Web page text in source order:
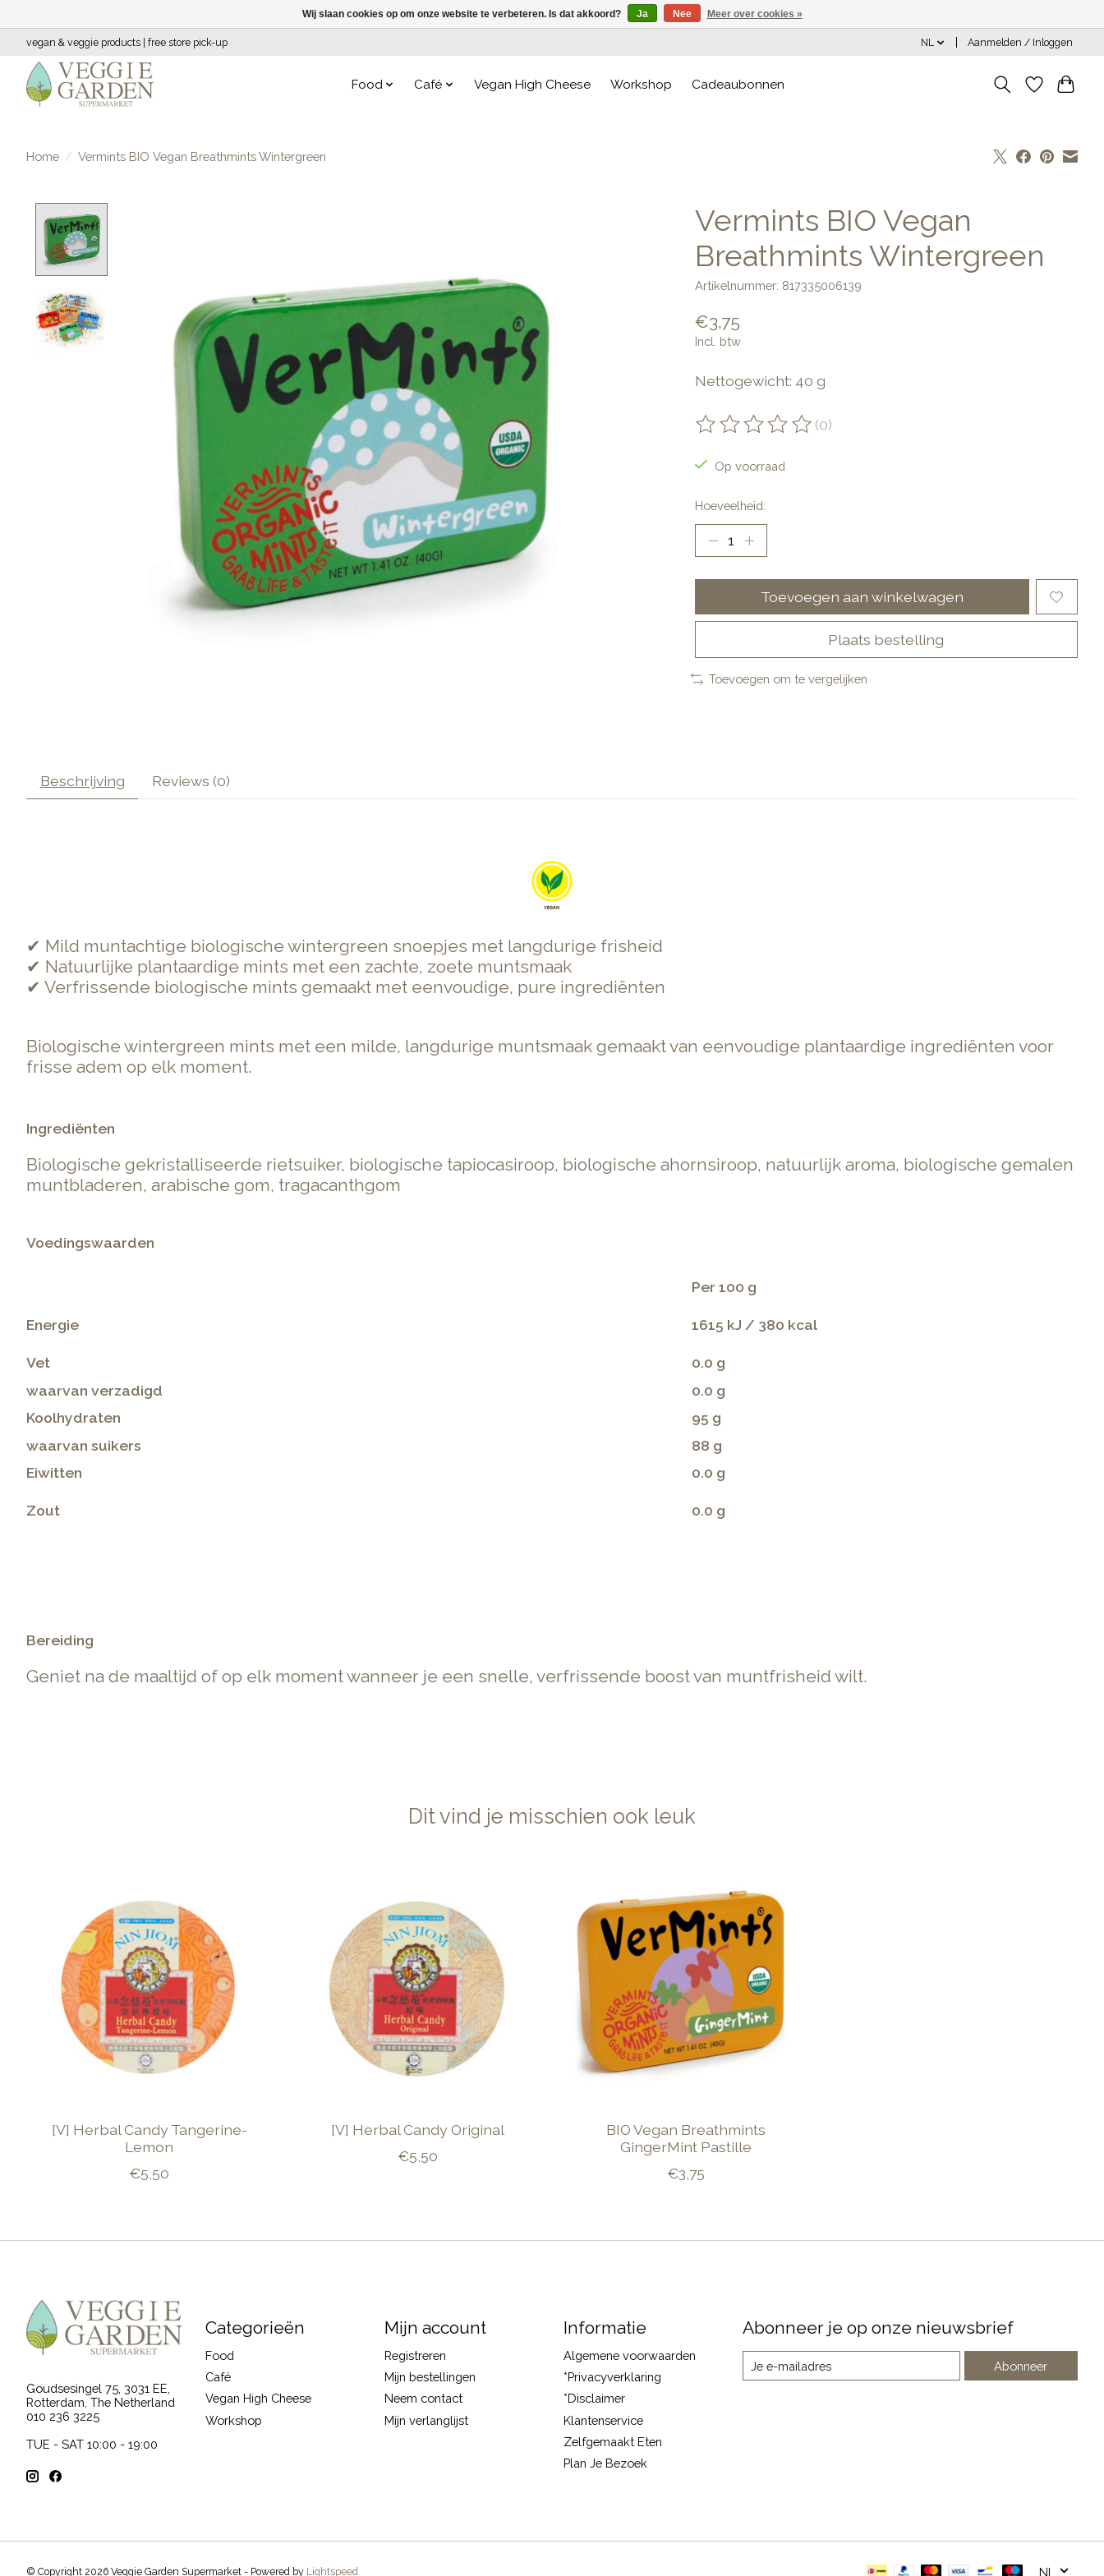
vegan & veggie products | free store pick-up NL Aanmelden / Inloggen
Food Café Vegan High Cheese Workshop Cadeaubonnen
Home / Vermints BIO Vegan Breathmints Wintergreen
Vermints BIO Vegan
Breathmints Wintergreen
Artikelnummer: 817335006139
€3,75
Incl. btw
Nettogewicht: 40 g
De beoordeling van dit product is
(0)
Op voorraad
Hoeveelheid:
Toevoegen aan winkelwagen
Plaats bestelling
Toevoegen om te vergelijken
Beschrijving Reviews (0)
✔ Mild muntachtige biologische wintergreen snoepjes met langdurige frisheid
✔ Natuurlijke plantaardige mints met een zachte, zoete muntsmaak
✔ Verfrissende biologische mints gemaakt met eenvoudige, pure ingrediënten
Biologische wintergreen mints met een milde, langdurige muntsmaak gemaakt van eenvoudige plantaardige ingrediënten voor
frisse adem op elk moment.
Ingrediënten
Biologische gekristalliseerde rietsuiker, biologische tapiocasiroop, biologische ahornsiroop, natuurlijk aroma, biologische gemalen
muntbladeren, arabische gom, tragacanthgom
Voedingswaarden
Per 100 g
Energie 1615 kJ / 380 kcal
Vet
0.0 g
waarvan verzadigd
0.0 g
Koolhydraten
95 g
waarvan suikers
88 g
Eiwitten
0.0 g
Zout 0.0 g
Bereiding
Geniet na de maaltijd of op elk moment wanneer je een snelle, verfrissende boost van muntfrisheid wilt.
Dit vind je misschien ook leuk
[V] Herbal Candy Tangerine-
Lemon
€5,50
[V] Herbal Candy Original
€5,50
BIO Vegan Breathmints
GingerMint Pastille
€3,75
Goudsesingel 75, 3031 EE,
Rotterdam, The Netherland
010 236 3225
TUE - SAT 10:00 - 19:00
Categorieën
Food
Café
Vegan High Cheese
Workshop
Mijn account
Registreren
Mijn bestellingen
Neem contact
Mijn verlanglijst
Informatie
Algemene voorwaarden
*Privacyverklaring
*Disclaimer
Klantenservice
Zelfgemaakt Eten
Plan Je Bezoek
Abonneer je op onze nieuwsbrief
Abonneer
© Copyright 2026 Veggie Garden Supermarket - Powered by Lightspeed NL
Wij slaan cookies op om onze website te verbeteren. Is dat akkoord? Ja Nee Meer over cookies »